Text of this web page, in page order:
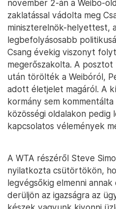
november 2-án a Weibo-
zaklatással vádolta meg
miniszterelnök-helyettest,
legbefolyásosabb
Csang évekig viszonyt
megerőszakolta. A posztot
után törölték a Weibóról,
adott életjelet magáról. A
kormány sem
közösségi oldalakon
kapcsolatos vélemények
A WTA részéről Steve
nyilatkozta csütörtökön,
legvégsőkig elmenni
derüljön az igazságra az